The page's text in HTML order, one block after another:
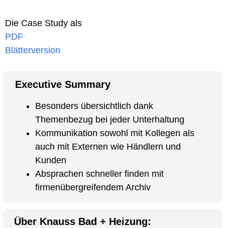
Die Case Study als
PDF
Blätterversion
Executive Summary
Besonders übersichtlich dank
Themenbezug bei jeder Unterhaltung
Kommunikation sowohl mit Kollegen als
auch mit Externen wie Händlern und
Kunden
Absprachen schneller finden mit
firmenübergreifendem Archiv
Über Knauss Bad + Heizung: